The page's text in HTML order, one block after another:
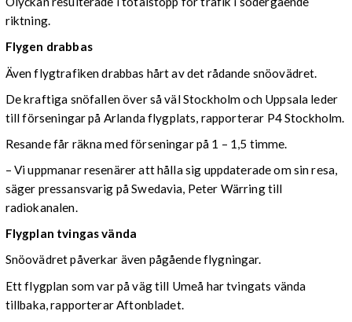
riktning.
Flygen drabbas
Även flygtrafiken drabbas hårt av det rådande snöovädret.
De kraftiga snöfallen över så väl Stockholm och Uppsala leder
till förseningar på Arlanda flygplats, rapporterar P4 Stockholm.
Resande får räkna med förseningar på 1 – 1,5 timme.
– Vi uppmanar resenärer att hålla sig uppdaterade om sin resa,
säger pressansvarig på Swedavia, Peter Wärring till
radiokanalen.
Flygplan tvingas vända
Snöovädret påverkar även pågående flygningar.
Ett flygplan som var på väg till Umeå har tvingats vända
tillbaka, rapporterar Aftonbladet.